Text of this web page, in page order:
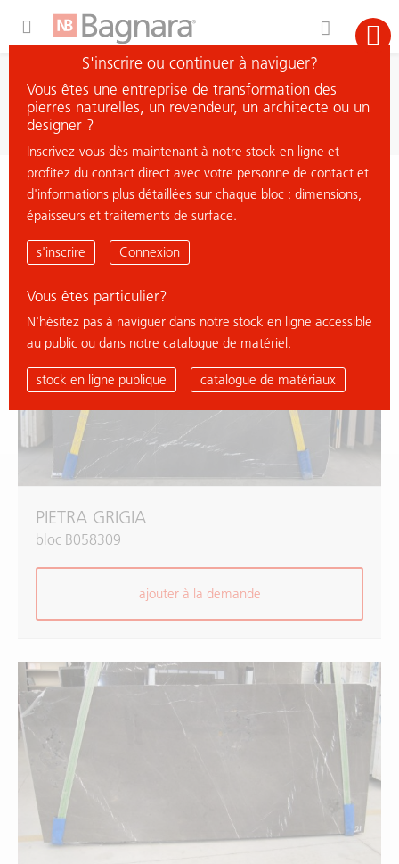
chercher matière
< retour à la vue d'ensemble
PIETRA GRIGIA
PIETRA GRIGIA
bloc B058309
ajouter à la demande
S'inscrire ou continuer à naviguer?
Vous êtes une entreprise de transformation des
pierres naturelles, un revendeur, un architecte ou un
designer ?
Inscrivez-vous dès maintenant à notre stock en ligne et
profitez du contact direct avec votre personne de contact et
d'informations plus détaillées sur chaque bloc : dimensions,
épaisseurs et traitements de surface.
s'inscrire Connexion
Vous êtes particulier?
N'hésitez pas à naviguer dans notre stock en ligne accessible
au public ou dans notre catalogue de matériel.
stock en ligne publique catalogue de matériaux